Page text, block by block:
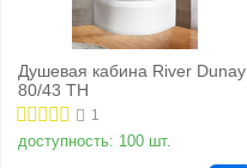
Душевая кабина River Dunay
80/43 TH
1
доступность: 100 шт.